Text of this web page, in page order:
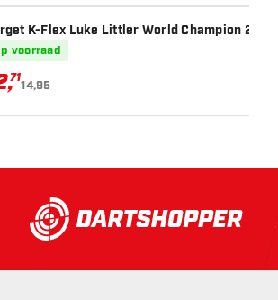
K-Flex Luke Littler World Champion
voorraad
,71
14,95
besteld,vandaag verstuurd*